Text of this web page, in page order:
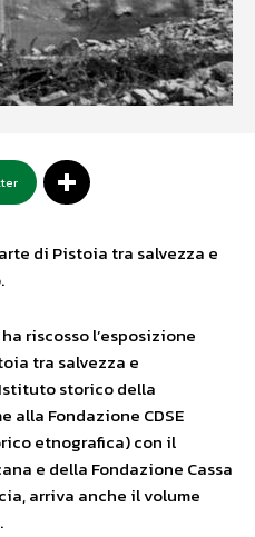
di Pistoia tra salvezza e
riscosso l’esposizione
tra salvezza e
storico della
alla Fondazione CDSE
etnografica) con il
e della Fondazione Cassa
arriva anche il volume